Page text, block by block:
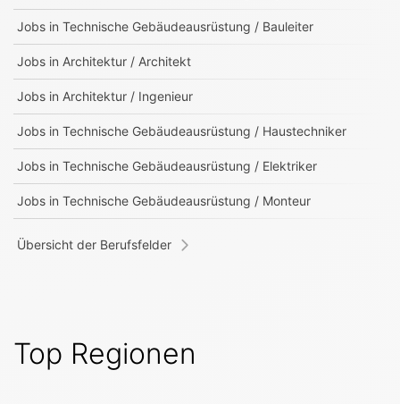
Jobs in Technische Gebäudeausrüstung / Bauleiter
Jobs in Architektur / Architekt
Jobs in Architektur / Ingenieur
Jobs in Technische Gebäudeausrüstung / Haustechniker
Jobs in Technische Gebäudeausrüstung / Elektriker
Jobs in Technische Gebäudeausrüstung / Monteur
Übersicht der Berufsfelder
Top Regionen